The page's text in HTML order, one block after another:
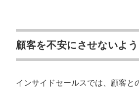
顧客を不安にさせないよ
インサイドセールスでは、顧客と